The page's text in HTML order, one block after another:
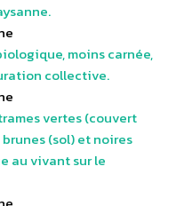
moins carnée,
collective.
vertes (couvert
(sol) et noires
au vivant sur le